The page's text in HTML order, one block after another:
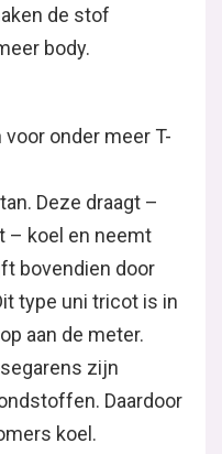
de stof
body.
onder meer T-
Deze draagt –
– koel en neemt
bovendien door
type uni tricot is in
aan de meter.
zijn
Daardoor
koel.